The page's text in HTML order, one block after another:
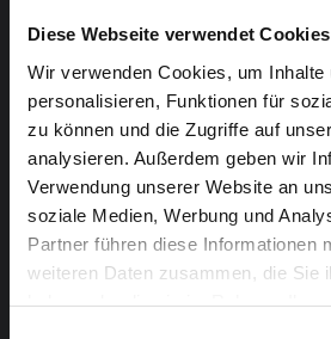
Diese Webseite verwendet Cookies
Wir verwenden Cookies, um Inhalte
personalisieren, Funktionen für
zu können und die Zugriffe auf
analysieren. Außerdem geben wir
Verwendung unserer Website an
soziale Medien, Werbung und
Partner führen diese Informationen
weiteren Daten zusammen, die Sie